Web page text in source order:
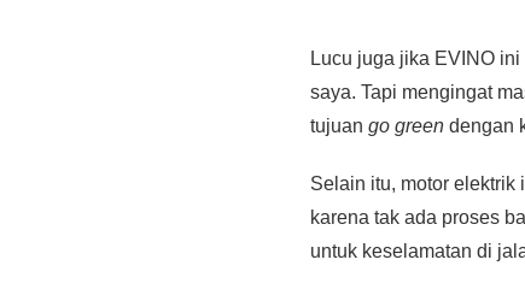
Lucu juga jika EVINO
saya. Tapi mengingat
tujuan go green dengan
Selain itu, motor elektrik
karena tak ada proses
untuk keselamatan di